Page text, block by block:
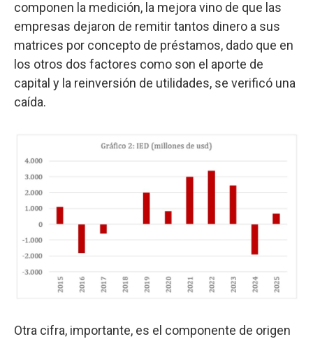
componen la medición, la mejora vino de que las
empresas dejaron de remitir tantos dinero a sus
matrices por concepto de préstamos, dado que en
los otros dos factores como son el aporte de
capital y la reinversión de utilidades, se verificó una
caída.
Otra cifra, importante, es el componente de origen